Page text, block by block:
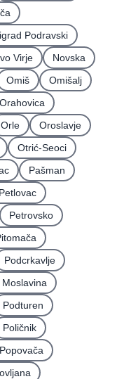
Podravski
Virje
Novska
Omiš
Omišalj
Orahovica
Orle
Oroslavje
Otrić-Seoci
Pašman
Petlovac
Petrovsko
Podcrkavlje
Podturen
Poličnik
Popovača